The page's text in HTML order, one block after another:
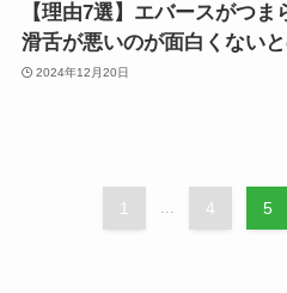
【理由7選】エバースがつ
滑舌が悪いのが面白くない
2024年12月20日
1 ... 4 5